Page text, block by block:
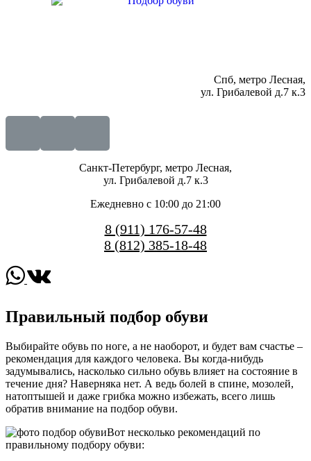
Спб, метро Лесная,
ул. Грибалевой д.7 к.3
Санкт-Петербург, метро Лесная,
ул. Грибалевой д.7 к.3
Ежедневно с 10:00 до 21:00
8 (911) 176-57-48
8 (812) 385-18-48
Правильный подбор обуви
Выбирайте обувь по ноге, а не наоборот, и будет вам счастье –
рекомендация для каждого человека. Вы когда-нибудь
задумывались, насколько сильно обувь влияет на состояние в
течение дня? Наверняка нет. А ведь болей в спине, мозолей,
натоптышей и даже грибка можно избежать, всего лишь
обратив внимание на подбор обуви.
Вот несколько рекомендаций по
правильному подбору обуви: